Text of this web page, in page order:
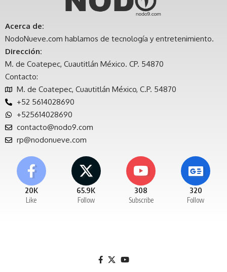
Acerca de:
NodoNueve.com hablamos de tecnología y entretenimiento.
Dirección:
M. de Coatepec, Cuautitlán México. CP. 54870
Contacto:
M. de Coatepec, Cuautitlán México, C.P. 54870
+52 5614028690
+525614028690
contacto@nodo9.com
rp@nodonueve.com
20K
Like
65.9K
Follow
308
Subscribe
320
Follow